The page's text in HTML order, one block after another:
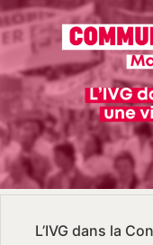
L’IVG dans la